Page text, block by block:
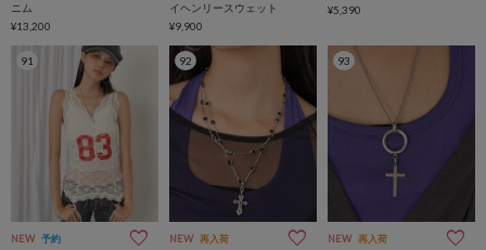
ニム
¥13,200
イヘンリースウェット
¥9,900
¥5,390
91
NEW 予約
92
NEW 再入荷
93
NEW 再入荷